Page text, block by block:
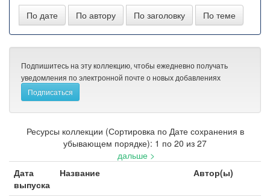
Подпишитесь на эту коллекцию, чтобы ежедневно получать
уведомления по электронной почте о новых добавлениях
Ресурсы коллекции (Сортировка по Дате сохранения в
убывающем порядке): 1 по 20 из 27
дальше >
Дата
выпуска
Название Автор(ы)